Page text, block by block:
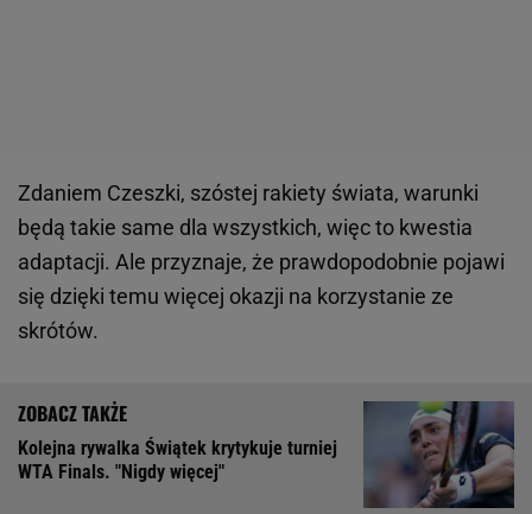
Zdaniem Czeszki, szóstej rakiety świata, warunki
będą takie same dla wszystkich, więc to kwestia
adaptacji. Ale przyznaje, że prawdopodobnie pojawi
się dzięki temu więcej okazji na korzystanie ze
skrótów.
Kolejna rywalka Świątek krytykuje turniej
WTA Finals. "Nigdy więcej"